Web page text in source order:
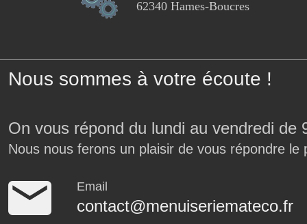
62340 Hames-Boucres
Nous sommes à votre écoute !
On vous répond du lundi au vendredi
Nous nous ferons un plaisir de vous répondre le
Email
contact@menuiseriemateco.fr